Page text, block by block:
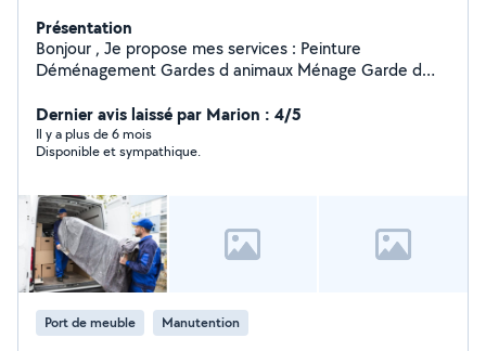
Présentation
Bonjour , Je propose mes services : Peinture
Déménagement Gardes d animaux Ménage Garde d
personne Geoffrey
Dernier avis laissé par Marion : 4/5
Il y a plus de 6 mois
Disponible et sympathique.
Port de meuble Manutention